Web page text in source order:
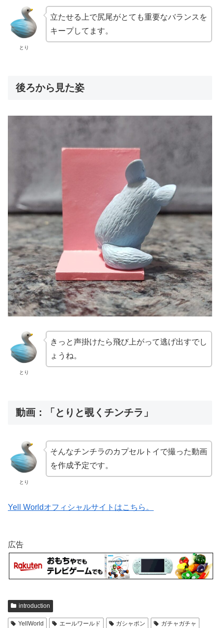
とり
立たせる上で尻尾がとても重要なバランスを
キープしてます。
後ろから見た姿
とり
きっと声掛けたら飛び上がって逃げ出すでし
ょうね。
動画：「とりと覗くチンチラ」
とり
そんなチンチラのカプセルトイで撮った動画
を作成予定です。
Yell Worldオフィシャルサイトはこちら。
広告
introduction
YellWorld エールワールド ガシャポン
ガチャガチャ